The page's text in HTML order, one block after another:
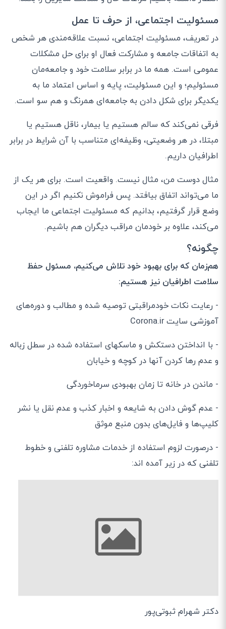
مسئولیت اجتماعی، از حرف تا عمل
در تعریف، مسئولیت اجتماعی، نسبت علاقهمندی هر شخص
به اتفاقات جامعه و مشارکت فعال او برای حل مشکلات
عمومی است. همه ما در برابر سلامت خود و جامعهمان
مسئولیم؛ و این مسئولیت، پایه و اساس اعتماد ما به
یکدیگر برای شکل دادن به جامعهای همرنگ و هم سو است.
فرقی نمیکند که سالم هستیم یا بیمار، ناقل هستیم یا
مبتلا، در هر وضعیتی، وظیفهای متناسب با آن شرایط در برابر
اطرافیان داریم.
مثال دوست من، مثال نیست. واقعیت است. برای هر یک از
ما میتواند اتفاق بیافتد. پس فراموش نکنیم اگر در این
وضع قرار گرفتیم، بدانیم که مسئولیت اجتماعی ما ایجاب
میکند، علاوه بر خودمان مراقب دیگران هم باشیم.
چگونه؟
همزمان که برای بهبود خود تلاش میکنیم، مسئول حفظ
سلامت اطرافیان نیز هستیم:
- رعایت نکات خودمراقبتی توصیه شده و مطالب و دوره‌های
آموزشی سایتCorona.ir
- با انداختن دستکش و ماسکهای استفاده شده در سطل زباله
و عدم رها کردن آنها در کوچه و خیابان
- ماندن در خانه تا زمان بهبودی سرماخوردگی
- عدم گوش دادن به شایعه و اخبار کذب و عدم نقل یا نشر
کلیپ‌ها و فایل‌های بدون منبع موثق
- درصورت لزوم استفاده از خدمات مشاوره تلفنی و خطوط
تلفنی که در زیر آمده اند:
دکتر شهرام ثبوتی‌پور